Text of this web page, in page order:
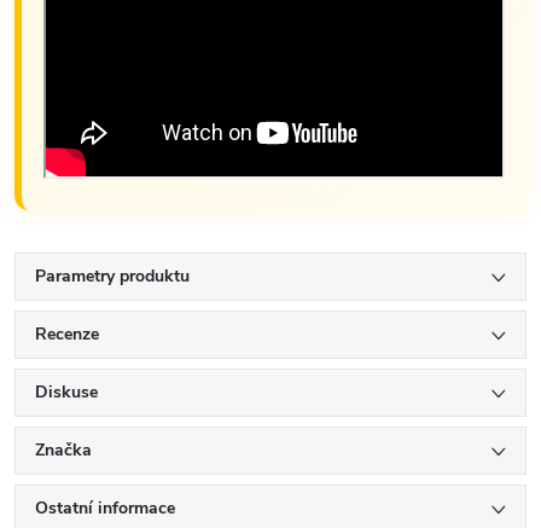
Parametry produktu
Recenze
Diskuse
Značka
Ostatní informace